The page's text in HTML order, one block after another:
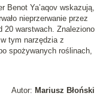
Benot Ya’aqov wskazują,
nieprzerwanie przez
20 warstwach. Znaleziono
tym narzędzia z
spożywanych roślinach,
Autor: Mariusz Błoński